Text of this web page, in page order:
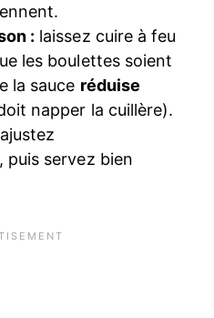
: laissez cuire à feu
les boulettes soient
la sauce réduise
napper la cuillère).
puis servez bien